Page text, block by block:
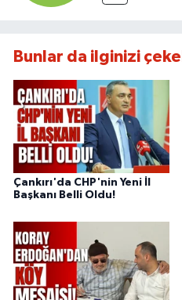
Bunlar da ilginizi
Çankırı'da CHP'nin Yeni İl
Başkanı Belli Oldu!